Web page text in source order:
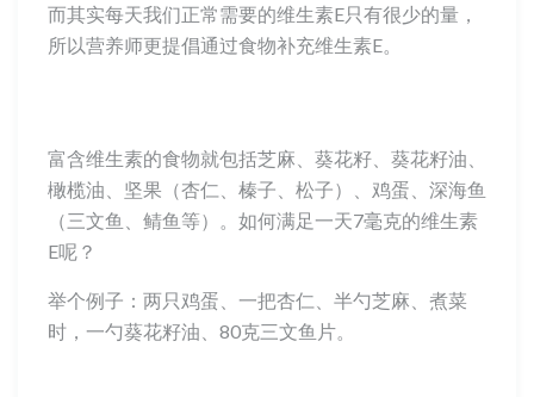
而其实每天我们正常需要的维生素E只有很少的量，
所以营养师更提倡通过食物补充维生素E。
富含维生素的食物就包括芝麻、葵花籽、葵花籽油、
橄榄油、坚果（杏仁、榛子、松子）、鸡蛋、深海鱼
（三文鱼、鲭鱼等）。如何满足一天7毫克的维生素
E呢？
举个例子：两只鸡蛋、一把杏仁、半勺芝麻、煮菜
时，一勺葵花籽油、80克三文鱼片。